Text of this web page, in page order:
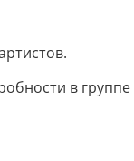
в группе